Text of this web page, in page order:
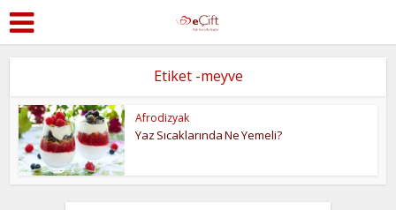
Etiket -meyve
Afrodizyak
Yaz Sıcaklarında Ne Yemeli?